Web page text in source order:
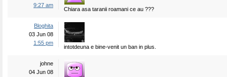
9:27 am
Chiara asa taranii roamani ce au ???
Bloghita
03 Jun 08
1:55 pm
intotdeuna e bine-venit un ban in plus.
johne
04 Jun 08